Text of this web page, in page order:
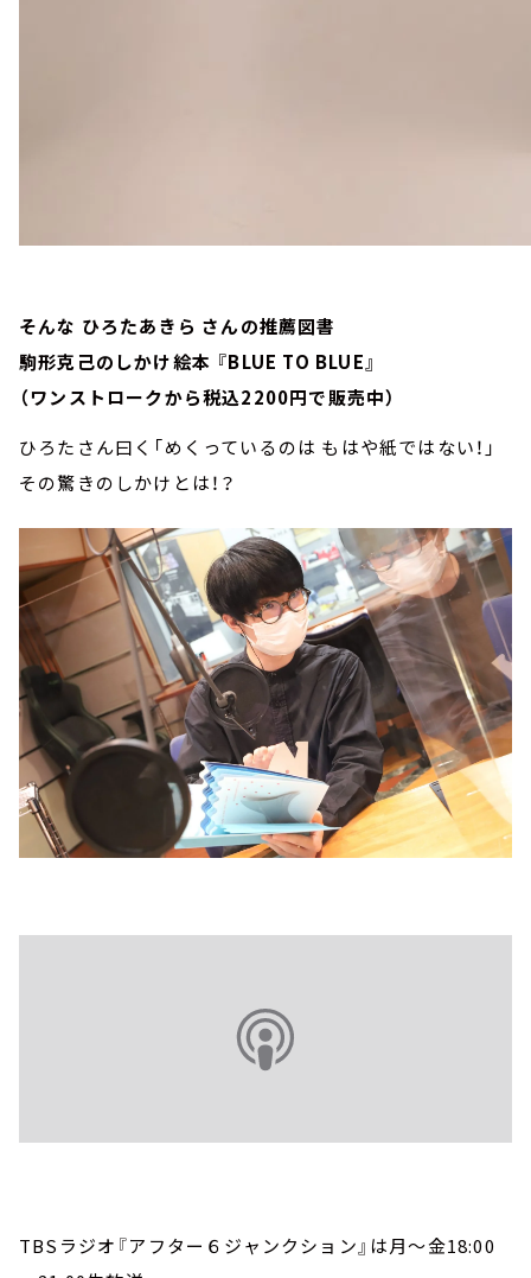
そんな ひろたあきら さんの推薦図書
駒形克己のしかけ絵本 『BLUE TO BLUE』
（ワンストロークから税込2200円で販売中）
ひろたさん曰く「めくっているのは もはや紙ではない！」
その驚きのしかけとは！？
TBSラジオ『アフター６ジャンクション』は月～金18:00